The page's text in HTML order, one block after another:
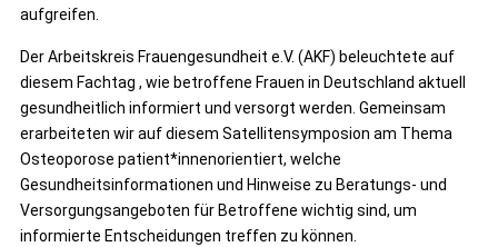
aufgreifen.
Der Arbeitskreis Frauengesundheit e.V. (AKF) beleuchtete auf
diesem Fachtag , wie betroffene Frauen in Deutschland aktuell
gesundheitlich informiert und versorgt werden. Gemeinsam
erarbeiteten wir auf diesem Satellitensymposion am Thema
Osteoporose patient*innenorientiert, welche
Gesundheitsinformationen und Hinweise zu Beratungs- und
Versorgungsangeboten für Betroffene wichtig sind, um
informierte Entscheidungen treffen zu können.